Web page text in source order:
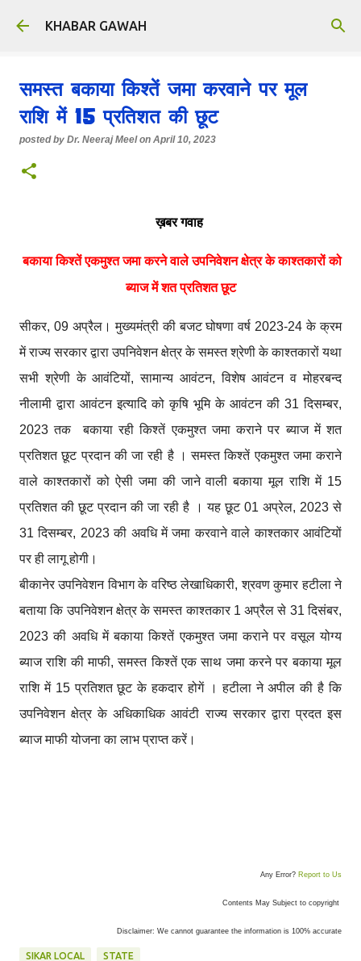
Skip to main content
KHABAR GAWAH
समस्त बकाया किश्तें जमा करवाने पर मूल
राशि में 15 प्रतिशत की छूट
posted by Dr. Neeraj Meel on April 10, 2023
ख़बर गवाह
बकाया किश्तें एकमुश्त जमा करने वाले उपनिवेशन क्षेत्र के काश्तकारों को
ब्याज में शत प्रतिशत छूट
सीकर, 09 अप्रैल। मुख्यमंत्री की बजट घोषणा वर्ष 2023-24 के क्रम
में राज्य सरकार द्वारा उपनिवेशन क्षेत्र के समस्त श्रेणी के काश्तकारों यथा
सभी श्रेणी के आवंटियों, सामान्य आवंटन, विशेष आवंटन व मोहरबन्द
नीलामी द्वारा आवंटन इत्यादि को कृषि भूमि के आवंटन की 31 दिसम्बर,
2023 तक बकाया रही किश्तें एकमुश्त जमा कराने पर ब्याज में शत
प्रतिशत छूट प्रदान की जा रही है । समस्त किश्तें एकमुश्त जमा कराने
वाले काश्तकारों को ऐसी जमा की जाने वाली बकाया मूल राशि में 15
प्रतिशत की छूट प्रदान की जा रही है । यह छूट 01 अप्रेल, 2023 से
31 दिसम्बर, 2023 की अवधि में जमा करवाने वाले काश्तकार आवंटियों
पर ही लागू होगी।
बीकानेर उपनिवेशन विभाग के वरिष्ठ लेखाधिकारी, श्रवण कुमार हटीला ने
बताया कि उपनिवेशन क्षेत्र के समस्त काश्तकार 1 अप्रैल से 31 दिसंबर,
2023 की अवधि में बकाया किश्तें एकमुश्त जमा कराने पर वसूल योग्य
ब्याज राशि की माफी, समस्त किश्तें एक साथ जमा करने पर बकाया मूल
राशि में 15 प्रतिशत छूट के हकदार होगें । हटीला ने अपील की है कि
उपनिवेशन क्षेत्र के अधिकाधिक आवंटी राज्य सरकार द्वारा प्रदत इस
ब्याज माफी योजना का लाभ प्राप्त करें।
Any Error? Report to Us
Contents May Subject to copyright
Disclaimer: We cannot guarantee the information is 100% accurate
SIKAR LOCAL STATE